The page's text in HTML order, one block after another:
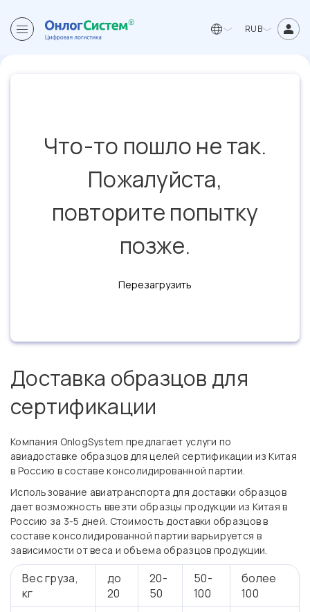
RUB
Что-то пошло не так.
Пожалуйста,
повторите попытку
позже.
Перезагрузить
Доставка образцов для
сертификации
Компания OnlogSystem предлагает услуги по
авиадоставке образцов для целей сертификации из Китая
в Россию в составе консолидированной партии.
Использование авиатранспорта для доставки образцов
дает возможность ввезти образцы продукции из Китая в
Россию за 3-5 дней. Стоимость доставки образцов в
составе консолидированной партии варьируется в
зависимости от веса и объема образцов продукции.
Вес груза,
кг
до
20
20-
50
50-
100
более
100